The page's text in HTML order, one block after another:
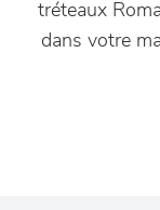
tréteaux
dans votre